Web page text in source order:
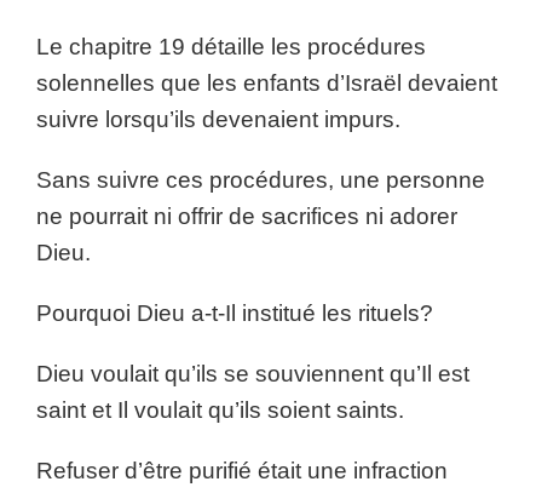
Le chapitre 19 détaille les procédures
solennelles que les enfants d’Israël devaient
suivre lorsqu’ils devenaient impurs.
Sans suivre ces procédures, une personne
ne pourrait ni offrir de sacrifices ni adorer
Dieu.
Pourquoi Dieu a-t-Il institué les rituels?
Dieu voulait qu’ils se souviennent qu’Il est
saint et Il voulait qu’ils soient saints.
Refuser d’être purifié était une infraction